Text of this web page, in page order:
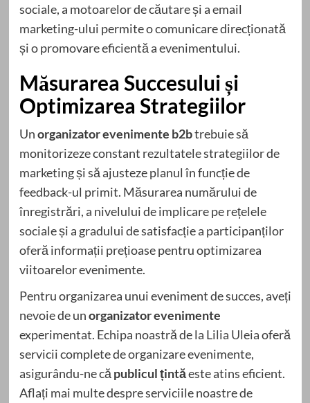
sociale, a motoarelor de căutare și a email
marketing-ului permite o comunicare direcționată
și o promovare eficientă a evenimentului.
Măsurarea Succesului și
Optimizarea Strategiilor
Unorganizator evenimente b2btrebuie să
monitorizeze constant rezultatele strategiilor de
marketing și să ajusteze planul în funcție de
feedback-ul primit. Măsurarea numărului de
înregistrări, a nivelului de implicare pe rețelele
sociale și a gradului de satisfacție a participanților
oferă informații prețioase pentru optimizarea
viitoarelor evenimente.
Pentru organizarea unui eveniment de succes, aveți
nevoie de unorganizator evenimente
experimentat. Echipa noastră de la Lilia Uleiaoferă
servicii complete de organizare evenimente,
asigurându-ne că publicul țintăeste atins eficient.
Aflați mai multe despre serviciile noastre de